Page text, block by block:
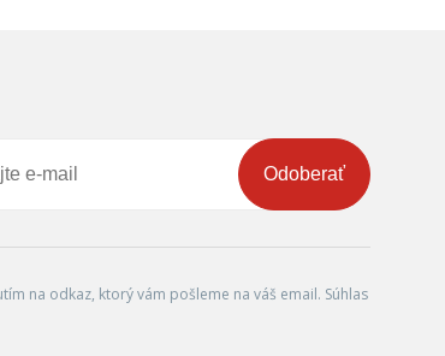
Odoberať
na odkaz, ktorý vám pošleme na váš email. Súhlas